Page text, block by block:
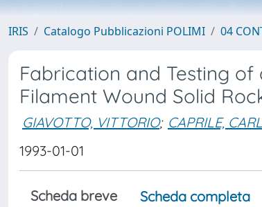
IRIS Catalogo Pubblicazioni POLIMI 04
Fabrication and Testing
Filament Wound Solid
GIAVOTTO, VITTORIO; CAPRILE,
1993-01-01
Scheda breve Scheda completa